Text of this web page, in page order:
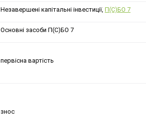
Незавершені капітальні інвестиції, П(С)БО 7
Основні засоби П(С)БО 7
первісна вартість
знос